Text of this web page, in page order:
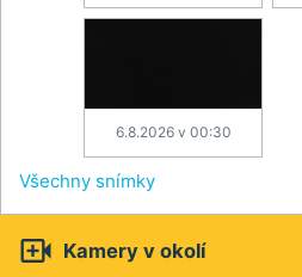
6.8.2026 v 00:30
Všechny snímky
 Kamery v okolí